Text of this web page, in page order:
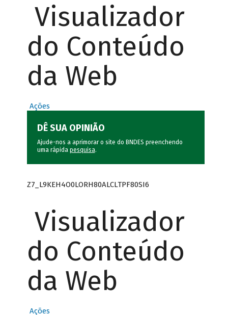
Visualizador
do Conteúdo
da Web
Ações
DÊ SUA OPINIÃO
Ajude-nos a aprimorar o site do BNDES preenchendo
uma rápida pesquisa.
Z7_L9KEH4O0LORH80ALCLTPF80SI6
Visualizador
do Conteúdo
da Web
Ações